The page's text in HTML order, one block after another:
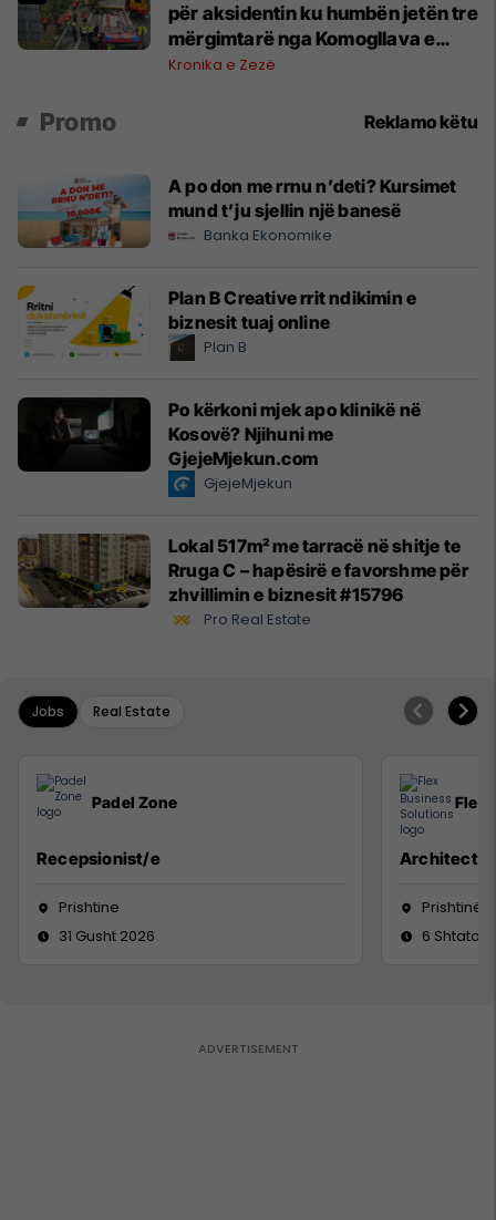
për aksidentin ku humbën jetën tre
mërgimtarë nga Komogllava e
Ferizajt
Kronika e Zezë
Promo Reklamo këtu
A po don me rrnu n’deti? Kursimet
mund t’ju sjellin një banesë
Banka Ekonomike
Plan B Creative rrit ndikimin e
biznesit tuaj online
Plan B
Po kërkoni mjek apo klinikë në
Kosovë? Njihuni me
GjejeMjekun.com
GjejeMjekun
Lokal 517m² me tarracë në shitje te
Rruga C – hapësirë e favorshme për
zhvillimin e biznesit #15796
Pro Real Estate
Jobs Real Estate
Padel Zone
Recepsionist/e
Prishtine
31 Gusht 2026
Flex
Architect
Prishtinë
6 Shtator